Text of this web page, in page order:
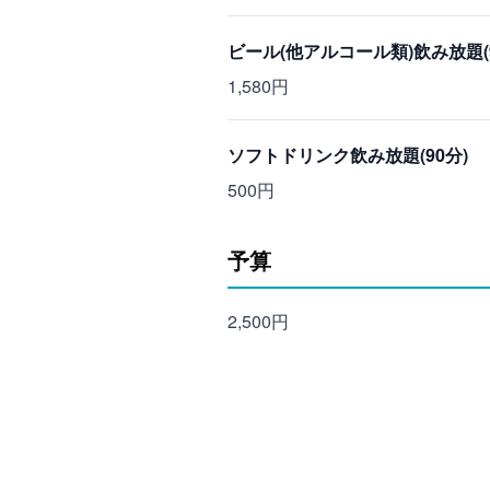
ビール(他アルコール類)飲み放題
1,580円
ソフトドリンク飲み放題(90分)
500円
予算
2,500円